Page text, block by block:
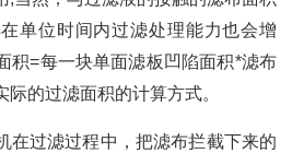
单位时间内过滤处理能力也会增
积=每一块单面滤板凹陷面积*滤布
的过滤面积的计算方式。
在过滤过程中，把滤布拦截下来的